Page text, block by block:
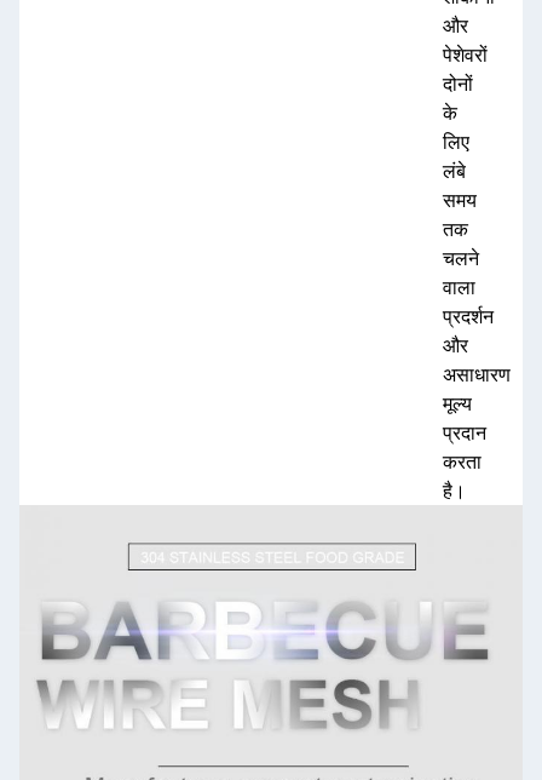
और
पेशेवरों
दोनों
के
लिए
लंबे
समय
तक
चलने
वाला
प्रदर्शन
और
असाधारण
मूल्य
प्रदान
करता
है।